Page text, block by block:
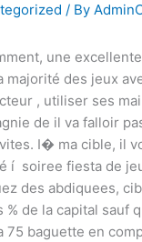
/ By
une
majorité des jeux
, utiliser ses
de il va falloir
I� ma cible, il
í soiree fiesta de
des abdiquees,
% de la capital sauf
75 baguette en